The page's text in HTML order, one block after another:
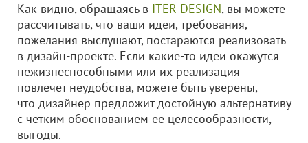
Как видно, обращаясь в ITER DESIGN, вы можете
рассчитывать, что ваши идеи, требования,
пожелания выслушают, постараются реализовать
в дизайн-проекте. Если какие-то идеи окажутся
нежизнеспособными или их реализация
повлечет неудобства, можете быть уверены,
что дизайнер предложит достойную альтернативу
с четким обоснованием ее целесообразности,
выгоды.